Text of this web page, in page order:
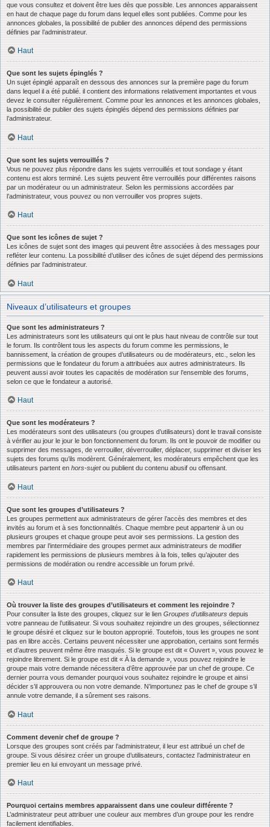
que vous consultez et doivent être lues dès que possible. Les annonces apparaissent
en haut de chaque page du forum dans lequel elles sont publiées. Comme pour les
annonces globales, la possibilité de publier des annonces dépend des permissions
définies par l’administrateur.
Haut
Que sont les sujets épinglés ?
Un sujet épinglé apparaît en dessous des annonces sur la première page du forum
dans lequel il a été publié. il contient des informations relativement importantes et vous
devez le consulter régulièrement. Comme pour les annonces et les annonces globales,
la possibilité de publier des sujets épinglés dépend des permissions définies par
l’administrateur.
Haut
Que sont les sujets verrouillés ?
Vous ne pouvez plus répondre dans les sujets verrouillés et tout sondage y étant
contenu est alors terminé. Les sujets peuvent être verrouillés pour différentes raisons
par un modérateur ou un administrateur. Selon les permissions accordées par
l’administrateur, vous pouvez ou non verrouiller vos propres sujets.
Haut
Que sont les icônes de sujet ?
Les icônes de sujet sont des images qui peuvent être associées à des messages pour
refléter leur contenu. La possibilité d’utiliser des icônes de sujet dépend des permissions
définies par l’administrateur.
Haut
Niveaux d’utilisateurs et groupes
Que sont les administrateurs ?
Les administrateurs sont les utilisateurs qui ont le plus haut niveau de contrôle sur tout
le forum. Ils contrôlent tous les aspects du forum comme les permissions, le
bannissement, la création de groupes d’utilisateurs ou de modérateurs, etc., selon les
permissions que le fondateur du forum a attribuées aux autres administrateurs. Ils
peuvent aussi avoir toutes les capacités de modération sur l’ensemble des forums,
selon ce que le fondateur a autorisé.
Haut
Que sont les modérateurs ?
Les modérateurs sont des utilisateurs (ou groupes d’utilisateurs) dont le travail consiste
à vérifier au jour le jour le bon fonctionnement du forum. Ils ont le pouvoir de modifier ou
supprimer des messages, de verrouiller, déverrouiller, déplacer, supprimer et diviser les
sujets des forums qu’ils modèrent. Généralement, les modérateurs empêchent que les
utilisateurs partent en hors-sujetou publient du contenu abusif ou offensant.
Haut
Que sont les groupes d’utilisateurs ?
Les groupes permettent aux administrateurs de gérer l’accès des membres et des
invités au forum et à ses fonctionnalités. Chaque membre peut appartenir à un ou
plusieurs groupes et chaque groupe peut avoir ses permissions. La gestion des
membres par l’intermédiaire des groupes permet aux administrateurs de modifier
rapidement les permissions de plusieurs membres à la fois, telles qu’ajouter des
permissions de modération ou rendre accessible un forum privé.
Haut
Où trouver la liste des groupes d’utilisateurs et comment les rejoindre ?
Pour consulter la liste des groupes, cliquez sur le lien Groupes d’utilisateurs depuis
votre panneau de l’utilisateur. Si vous souhaitez rejoindre un des groupes, sélectionnez
le groupe désiré et cliquez sur le bouton approprié. Toutefois, tous les groupes ne sont
pas en libre accès. Certains peuvent nécessiter une approbation, certains sont fermés
et d’autres peuvent même être masqués. Si le groupe est dit « Ouvert », vous pouvez le
rejoindre librement. Si le groupe est dit « À la demande », vous pouvez rejoindre le
groupe mais votre demande nécessitera d’être approuvée par un chef de groupe. Ce
dernier pourra vous demander pourquoi vous souhaitez rejoindre le groupe et ainsi
décider s’il approuvera ou non votre demande. N’importunez pas le chef de groupe s’il
annule votre demande, il a sûrement ses raisons.
Haut
Comment devenir chef de groupe ?
Lorsque des groupes sont créés par l’administrateur, il leur est attribué un chef de
groupe. Si vous désirez créer un groupe d’utilisateurs, contactez l’administrateur en
premier lieu en lui envoyant un message privé.
Haut
Pourquoi certains membres apparaissent dans une couleur différente ?
L’administrateur peut attribuer une couleur aux membres d’un groupe pour les rendre
facilement identifiables.